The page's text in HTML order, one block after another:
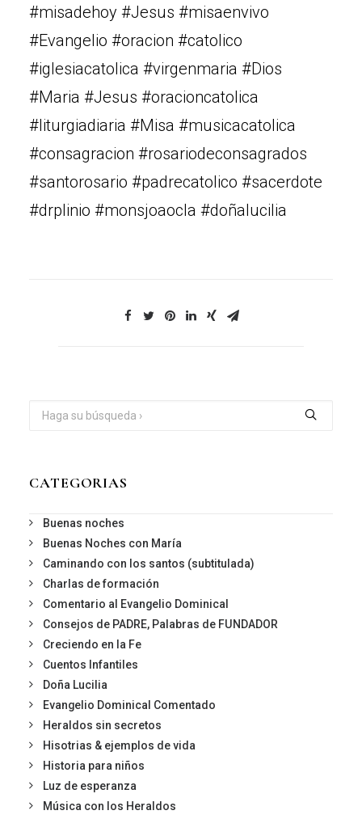
#misadehoy #Jesus #misaenvivo
#Evangelio #oracion #catolico
#iglesiacatolica #virgenmaria #Dios
#Maria #Jesus #oracioncatolica
#liturgiadiaria #Misa #musicacatolica
#consagracion #rosariodeconsagrados
#santorosario #padrecatolico #sacerdote
#drplinio #monsjoaocla #doñalucilia
CATEGORIAS
Buenas noches
Buenas Noches con María
Caminando con los santos (subtitulada)
Charlas de formación
Comentario al Evangelio Dominical
Consejos de PADRE, Palabras de FUNDADOR
Creciendo en la Fe
Cuentos Infantiles
Doña Lucilia
Evangelio Dominical Comentado
Heraldos sin secretos
Hisotrias & ejemplos de vida
Historia para niños
Luz de esperanza
Música con los Heraldos